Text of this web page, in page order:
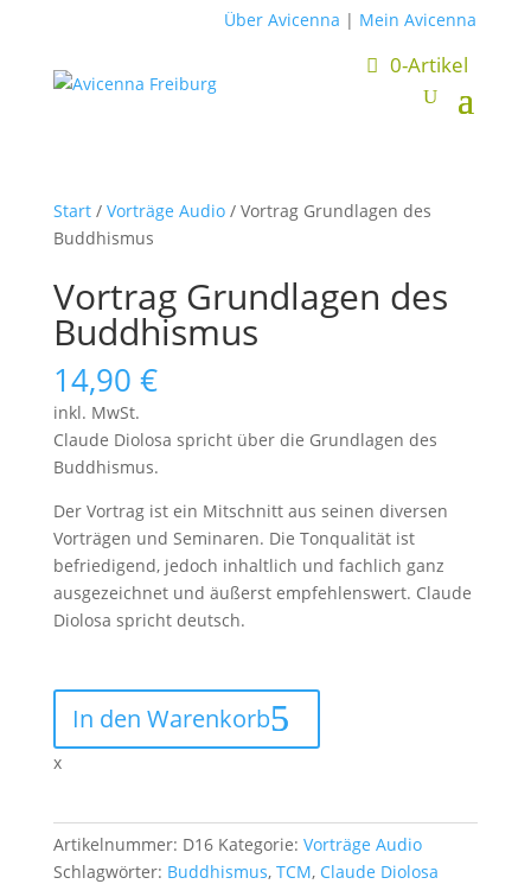
Über Avicenna | Mein Avicenna
0-Artikel
Start/ Vorträge Audio/ Vortrag Grundlagen des
Buddhismus
Vortrag Grundlagen des
Buddhismus
14,90 €
inkl. MwSt.
Claude Diolosa spricht über die Grundlagen des
Buddhismus.
Der Vortrag ist ein Mitschnitt aus seinen diversen
Vorträgen und Seminaren. Die Tonqualität ist
befriedigend, jedoch inhaltlich und fachlich ganz
ausgezeichnet und äußerst empfehlenswert. Claude
Diolosa spricht deutsch.
Grundlagen
des
In den Warenkorb
x
Artikelnummer: D16 Kategorie: Vorträge Audio
Schlagwörter: Buddhismus, TCM, Claude Diolosa